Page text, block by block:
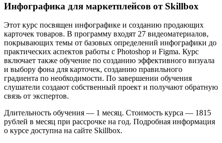
Инфографика для маркетплейсов от Skillbox
Этот курс посвящен инфографике и созданию продающих
карточек товаров. В программу входят 27 видеоматериалов,
покрывающих темы от базовых определений инфографики до
практических аспектов работы с Photoshop и Figma. Курс
включает также обучение по созданию эффективного визуала
и выбору фона для карточек, созданию правильного
градиента по необходимости. По завершении обучения
слушатели создают собственный проект и получают обратную
связь от экспертов.
Длительность обучения — 1 месяц. Стоимость курса — 1815
рублей в месяц при рассрочке на год. Подробная информация
о курсе доступна на сайте Skillbox.